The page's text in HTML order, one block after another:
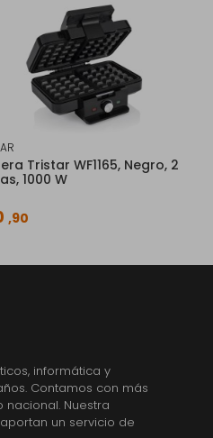
Tristar WF1165, Negro, 2
1000 W
,90
informática y
Contamos con más
Nuestra
un servicio de